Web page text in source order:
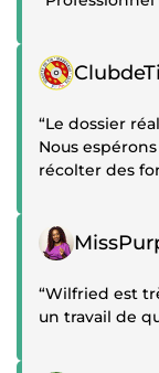
Témoignage
“Le dossier
Nous
récolter des
Témoignage
“Wilfried est
un travail de